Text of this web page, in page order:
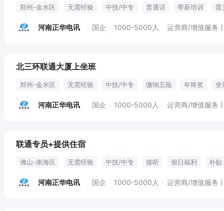
郑州-金水区 无需经验 中技/中专 普通话 带薪培训 晋
河南正华电讯 国企 1000-5000人 运营商/增值服务
北三环联通大厦上坐班
郑州-金水区 无需经验 中技/中专 缴纳五险 年终奖
坐
河南正华电讯 国企 1000-5000人 运营商/增值服务
联通专员+提供住宿
佛山-南海区 无需经验 中技/中专 接听 假日福利
补贴
河南正华电讯 国企 1000-5000人 运营商/增值服务